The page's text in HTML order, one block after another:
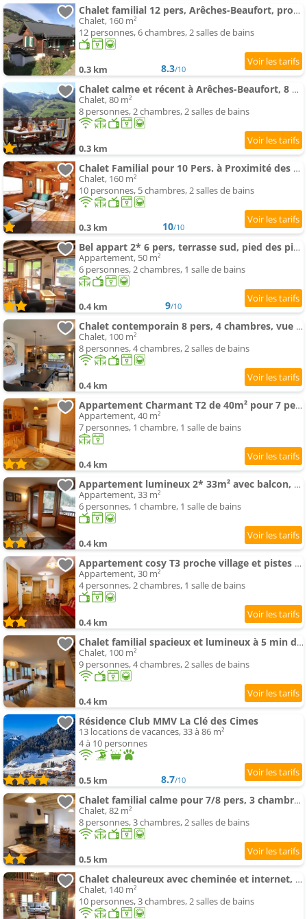
Chalet familial 12 pers, Arêches-Beaufort, proche commerces - FR-1-342-292
Chalet, 160 m²
12 personnes, 6 chambres, 2 salles de bains
0.3 km 8.3/10
Chalet calme et récent à Arêches-Beaufort, 8 pers, exposé sud, terrasse ensoleillée, proche du villa
Chalet, 80 m²
8 personnes, 2 chambres, 2 salles de bains
0.3 km
Chalet Familial pour 10 Pers. à Proximité des Pistes et Commerces avec Cheminée et Wifi - FR-1-342-2
Chalet, 160 m²
10 personnes, 5 chambres, 2 salles de bains
0.3 km 10/10
Bel appart 2* 6 pers, terrasse sud, pied des pistes - FR-1-342-241
Appartement, 50 m²
6 personnes, 2 chambres, 1 salle de bains
0.4 km 9/10
Chalet contemporain 8 pers, 4 chambres, vue sur montagnes, parking, près village - FR-1-342-243
Chalet, 100 m²
8 personnes, 4 chambres, 2 salles de bains
0.4 km
Appartement Charmant T2 de 40m² pour 7 pers. à Arêches, terrasse, proche pistes et commerces, classé 2 étoiles -
Appartement, 40 m²
7 personnes, 1 chambre, 1 salle de bains
0.4 km
Appartement lumineux 2* 33m² avec balcon, à Arêches-Beaufort - FR-1-342-235
Appartement, 33 m²
6 personnes, 1 chambre, 1 salle de bains
0.4 km
Appartement cosy T3 proche village et pistes pour 4 pers, équipé, casier à skis, ascenseur - FR-1-34
Appartement, 30 m²
4 personnes, 2 chambres, 1 salle de bains
0.4 km
Chalet familial spacieux et lumineux à 5 min du centre, avec balcon, Wi-Fi, proche des pistes - FR-1
Chalet, 100 m²
9 personnes, 4 chambres, 2 salles de bains
0.4 km
Résidence Club MMV La Clé des Cimes
13 locations de vacances, 33 à 86 m²
4 à 10 personnes
0.5 km 8.7/10
Chalet familial calme pour 7/8 pers, 3 chambres, proche des pistes, bien équipé et animé, 2 étoiles
Chalet, 82 m²
8 personnes, 3 chambres, 2 salles de bains
0.5 km
Chalet chaleureux avec cheminée et internet, proche des pistes - FR-1-342-224
Chalet, 140 m²
10 personnes, 3 chambres, 2 salles de bains